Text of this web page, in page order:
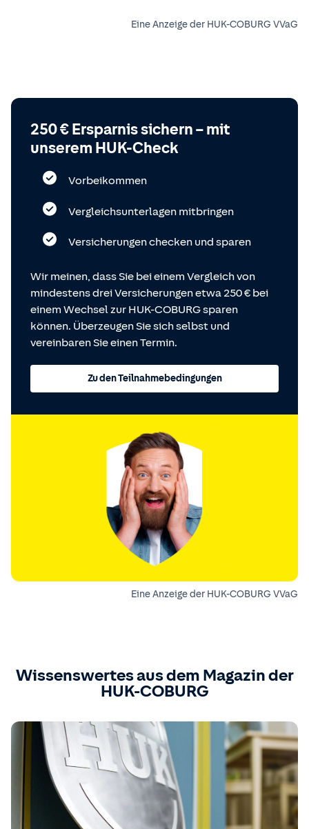
Eine Anzeige der HUK-COBURG VVaG
250 € Ersparnis sichern – mit
unserem HUK-Check
Vorbeikommen
Vergleichsunterlagen mitbringen
Versicherungen checken und sparen
Wir meinen, dass Sie bei einem Vergleich von
mindestens drei Versicherungen etwa 250 € bei
einem Wechsel zur HUK-COBURG sparen
können. Überzeugen Sie sich selbst und
vereinbaren Sie einen Termin.
Zu den Teilnahmebedingungen
Eine Anzeige der HUK-COBURG VVaG
Wissenswertes aus dem Magazin der
HUK-COBURG